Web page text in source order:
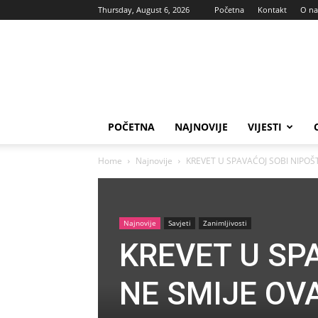
Thursday, August 6, 2026 Početna Kontakt O
POČETNA NAJNOVIJE VIJESTI
Home Najnovije KREVET U SPAVAĆOJ SOBI
Najnovije Savjeti Zanimljivosti
KREVET U
NE SMIJE